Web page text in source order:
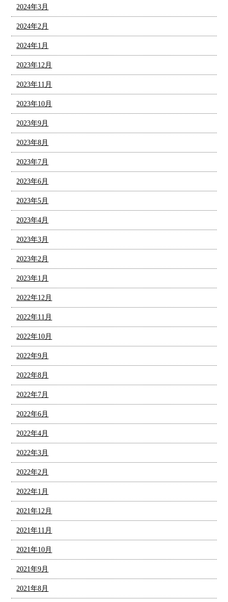
2024年3月
2024年2月
2024年1月
2023年12月
2023年11月
2023年10月
2023年9月
2023年8月
2023年7月
2023年6月
2023年5月
2023年4月
2023年3月
2023年2月
2023年1月
2022年12月
2022年11月
2022年10月
2022年9月
2022年8月
2022年7月
2022年6月
2022年4月
2022年3月
2022年2月
2022年1月
2021年12月
2021年11月
2021年10月
2021年9月
2021年8月